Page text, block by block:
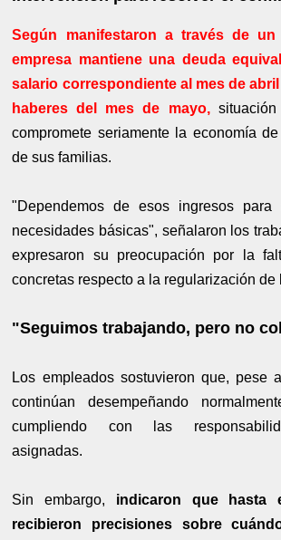
Según manifestaron a través de un
empresa mantiene una deuda
salario correspondiente al mes de
haberes del mes de mayo,
compromete seriamente la economía
de sus familias.
"Dependemos de esos ingresos para
necesidades básicas", señalaron los
expresaron su preocupación por la
concretas respecto a la regularización de
"Seguimos trabajando, pero no
Los empleados sostuvieron que, pese
continúan desempeñando
cumpliendo con las
asignadas.
Sin embargo, indicaron que hasta
recibieron precisiones sobre